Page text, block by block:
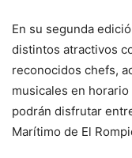
En su segunda
distintos atractivos
reconocidos chefs,
musicales en
podrán disfrutar
Marítimo de El